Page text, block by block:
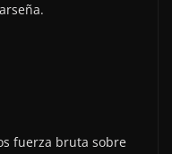
fuerza bruta sobre